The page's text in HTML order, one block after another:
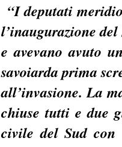
“I deputati
l’inaugurazione
e avevano avuto
savoiarda prima
all’invasione. La
chiuse tutti e due
civile del Sud